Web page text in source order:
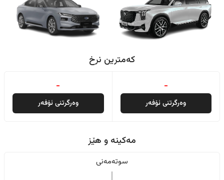
کەمترین نرخ
-
وەرگرتنی ئۆفەر
-
وەرگرتنی ئۆفەر
مەکینە و هێز
سوتەمەنی